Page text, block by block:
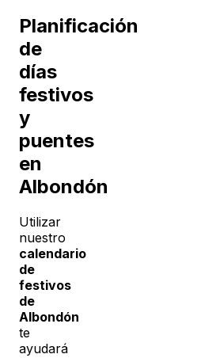
Planificación
de
días
festivos
y
puentes
en
Albondón
Utilizar
nuestro
calendario
de
festivos
de
Albondón
te
ayudará